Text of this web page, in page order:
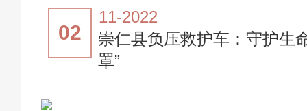
02
11-2022
崇仁县负压救护车：守护生
罩”